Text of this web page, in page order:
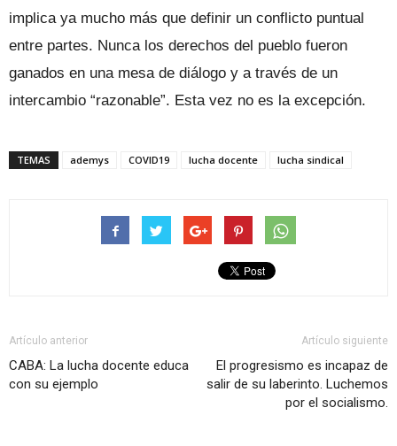
implica ya mucho más que definir un conflicto puntual
entre partes. Nunca los derechos del pueblo fueron
ganados en una mesa de diálogo y a través de un
intercambio “razonable”. Esta vez no es la excepción.
TEMAS ademys COVID19 lucha docente lucha sindical
Artículo anterior
CABA: La lucha docente educa
con su ejemplo
Artículo siguiente
El progresismo es incapaz de
salir de su laberinto. Luchemos
por el socialismo.